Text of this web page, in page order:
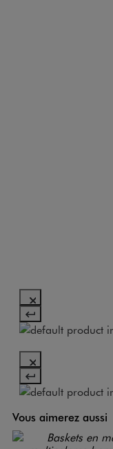
Vous aimerez aussi